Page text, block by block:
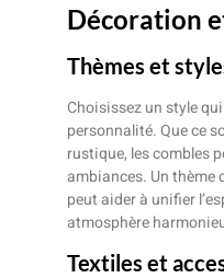
Décoration
Thèmes et
Choisissez un style
personnalité. Que ce
rustique, les combles
ambiances. Un thème
peut aider à unifier
atmosphère
Textiles et